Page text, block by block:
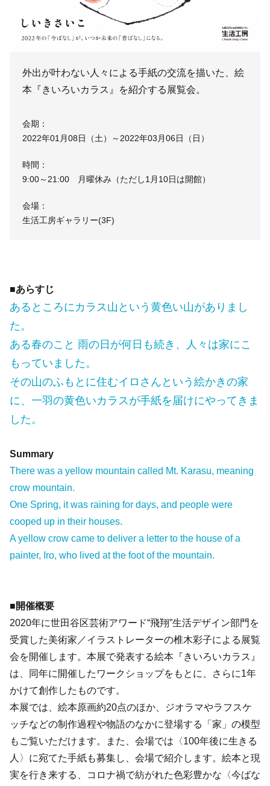
外出が叶わない人々による手紙の交流を描いた、絵
本『きいろいカラス』を紹介する展覧会。
会期：
2022年01月08日（土）～2022年03月06日（日）
時間：
9:00～21:00 月曜休み（ただし1月10日は開館）
会場：
生活工房ギャラリー(3F)
■あらすじ
あるところにカラス山という黄色い山がありまし
た。
ある春のこと 雨の日が何日も続き、人々は家にこ
もっていました。
その山のふもとに住むイロさんという絵かきの家
に、一羽の黄色いカラスが手紙を届けにやってきま
した。
Summary
There was a yellow mountain called Mt. Karasu, meaning
crow mountain.
One Spring, it was raining for days, and people were
cooped up in their houses.
A yellow crow came to deliver a letter to the house of a
painter, Iro, who lived at the foot of the mountain.
■開催概要
2020年に世田谷区芸術アワード“飛翔”生活デザイン部門を
受賞した美術家／イラストレーターの椎木彩子による展覧
会を開催します。本展で発表する絵本『きいろいカラス』
は、同年に開催したワークショップをもとに、さらに1年
かけて創作したものです。
本展では、絵本原画約20点のほか、ジオラマやラフスケ
ッチなどの制作過程や物語のなかに登場する「家」の模型
もご覧いただけます。また、会場では〈100年後に生きる
人〉に宛てた手紙も募集し、会場で紹介します。絵本と現
実を行き来する、コロナ禍で紡がれた色彩豊かな〈今ばな